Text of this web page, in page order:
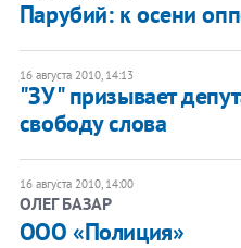
Парубий: к осени
16 августа 2010, 14:13
"ЗУ" призывает
свободу слова
16 августа 2010, 14:00
ОЛЕГ БАЗАР
ООО «Полиция»